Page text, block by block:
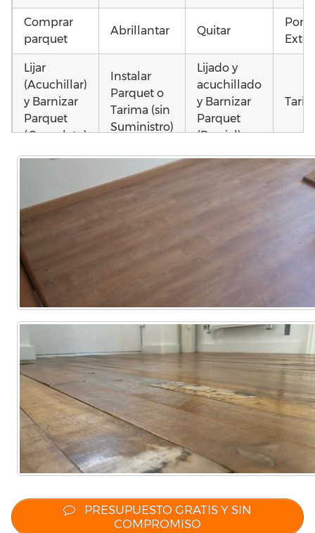
Comprar
parquet
Abrillantar Quitar
Lijar
(Acuchillar)
y Barnizar
Parquet
(Completo)
Instalar
Parquet o
Tarima (sin
Suministro)
Lijado y
acuchillado
y Barnizar
Parquet
(Parcial)
Instalar
Tarima
Local
Comercial
parquet o
Tarima
Colocar
parquet o
Vivienda
(Parcial)
PRESUPUESTO GRATIS Y SIN
COMPROMISO